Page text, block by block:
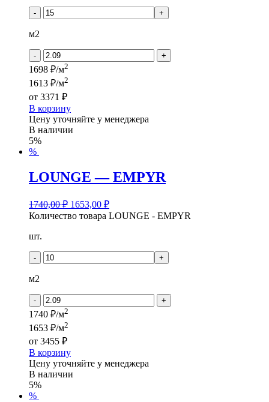
- +
м2
- +
1698 ₽/м2
1613 ₽/м2
от 3371 ₽
В корзину
Цену уточняйте у менеджера
В наличии
5%
%
LOUNGE — EMPYR
1740,00₽ 1653,00 ₽
Количество товара LOUNGE - EMPYR
шт.
- +
м2
- +
1740 ₽/м2
1653 ₽/м2
от 3455 ₽
В корзину
Цену уточняйте у менеджера
В наличии
5%
%